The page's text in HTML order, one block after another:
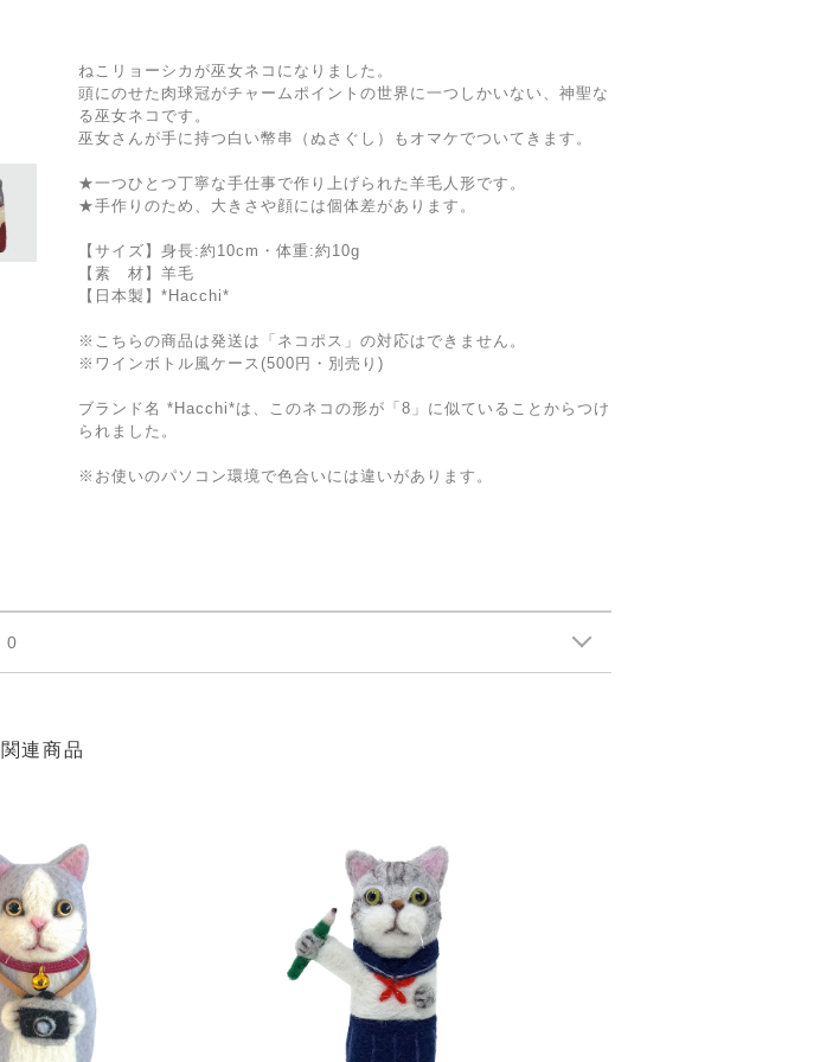
ねこリョーシカが巫女ネコになりました。
頭にのせた肉球冠がチャームポイントの世界に一つしかいない、神聖な
る巫女ネコです。
巫女さんが手に持つ白い幣串（ぬさぐし）もオマケでついてきます。
★一つひとつ丁寧な手仕事で作り上げられた羊毛人形です。
★手作りのため、大きさや顔には個体差があります。
【サイズ】身長:約10cm・体重:約10g
【素 材】羊毛
【日本製】*Hacchi*
※こちらの商品は発送は「ネコポス」の対応はできません。
※ワインボトル風ケース(500円・別売り)
ブランド名 *Hacchi*は、このネコの形が「8」に似ていることからつけ
られました。
※お使いのパソコン環境で色合いには違いがあります。
0
関連商品